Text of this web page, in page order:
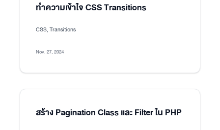
ทำความเข้าใจ CSS Transitions
CSS, Transitions
Nov. 27, 2024
สร้าง Pagination Class และ Filter ใน PHP